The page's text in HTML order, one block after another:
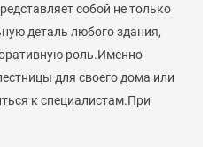
собой не только
деталь любого здания,
роль.Именно
для своего дома или
к специалистам.При